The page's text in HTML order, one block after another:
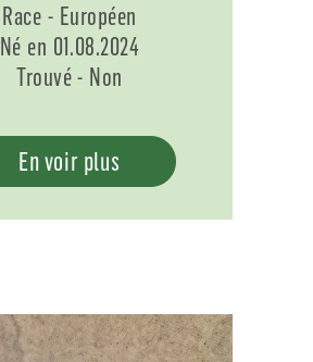
Race - Européen
Né en 01.08.2024
Trouvé - Non
En voir plus